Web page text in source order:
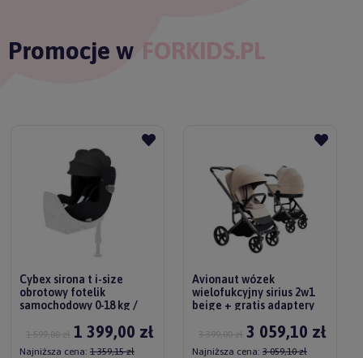
Promocje w FORKIDS.PL
Cybex sirona t i-size
obrotowy fotelik
samochodowy 0-18 kg /
1 399,00 zł
1 599,00 zł
Najniższa cena: 1 359,15 zł
Avionaut wózek
wielofukcyjny sirius 2w1
beige + gratis adaptery
3 059,10 zł
3 399,00 zł
Najniższa cena: 3 059,10 zł